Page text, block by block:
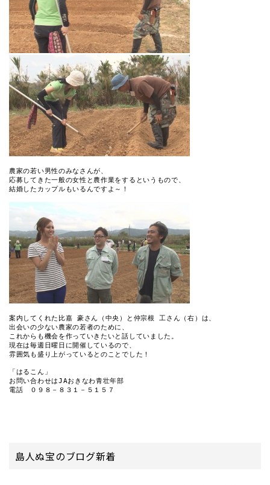
農家の若い男性のみなさんが、
応募してきた一般の女性と農作業をするというもので、
結婚したカップルもいるんですよ～！
案内してくれた比嘉 豪さん（中央）と仲宗根 工さん（右）は、
出会いの少ない農家の若者のために、
これからも機会を作っていきたいと話していました。
現在は毎週日曜日に開催しているので、
雰囲気も盛り上がっているとのことでした！
「はるこん」
お問い合わせはJAおきなわ青壮年部
電話　０９８－８３１－５１５７
島人ぬ宝のブログ新着